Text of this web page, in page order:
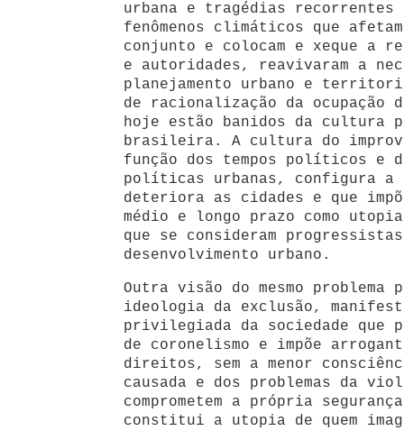
urbana e tragédias recorrentes
fenômenos climáticos que
conjunto e colocam e xeque a
e autoridades, reavivaram a
planejamento urbano e
de racionalização da
hoje estão banidos da
brasileira. A cultura do
função dos tempos políticos e
políticas urbanas, configura a
deteriora as cidades e que
médio e longo prazo como
que se consideram
desenvolvimento urbano.
Outra visão do mesmo
ideologia da exclusão,
privilegiada da sociedade que
de coronelismo e impõe
direitos, sem a menor
causada e dos problemas da
comprometem a própria
constitui a utopia de quem